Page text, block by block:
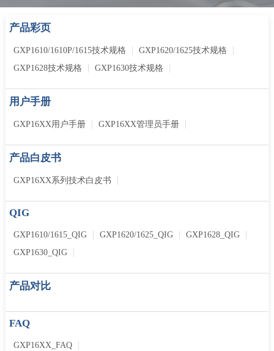
产品彩页
GXP1610/1610P/1615技术规格
GXP1620/1625技术规格
GXP1628技术规格
GXP1630技术规格
用户手册
GXP16XX用户手册 GXP16XX管理员手册
产品白皮书
GXP16XX系列技术白皮书
QIG
GXP1610/1615_QIG GXP1620/1625_QIG
GXP1628_QIG
GXP1630_QIG
产品对比
FAQ
GXP16XX_FAQ